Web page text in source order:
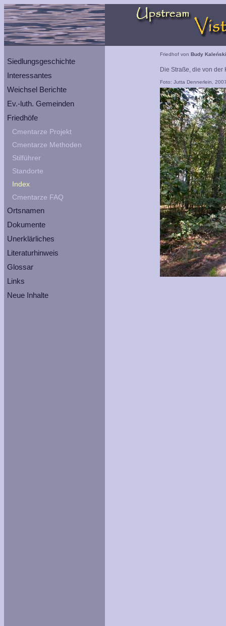
Siedlungsgeschichte
Interessantes
Weichsel Berichte
Ev.-luth. Gemeinden
Friedhöfe
Cmentarze Projekt
Cmentarze Methoden
Stilführer
Standorte
Index
Cmentarze FAQ
Ortsnamen
Dokumente
Unerklärliches
Literaturhinweis
Glossar
Links
Neue Inhalte
Friedhof von Budy
Die Straße, die von der
Foto: Jutta Dennerlein,